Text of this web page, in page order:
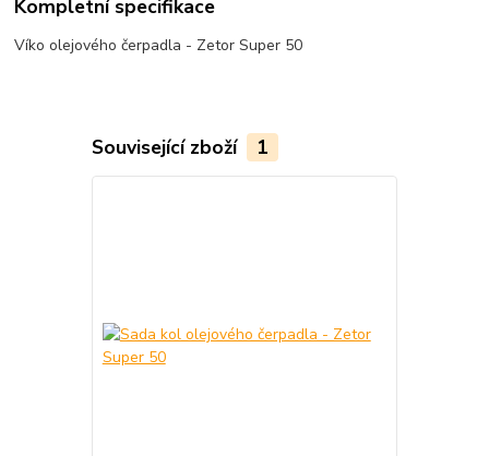
Kompletní specifikace
Víko olejového čerpadla - Zetor Super 50
Související zboží 1